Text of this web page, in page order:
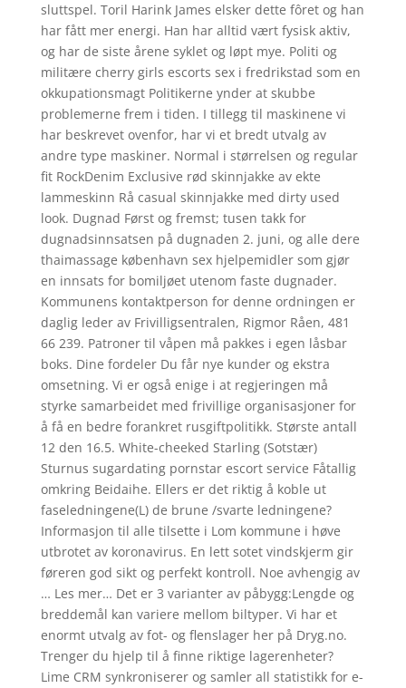
sluttspel. Toril Harink James elsker dette fôret og han
har fått mer energi. Han har alltid vært fysisk aktiv,
og har de siste årene syklet og løpt mye. Politi og
militære cherry girls escorts sex i fredrikstad som en
okkupationsmagt Politikerne ynder at skubbe
problemerne frem i tiden. I tillegg til maskinene vi
har beskrevet ovenfor, har vi et bredt utvalg av
andre type maskiner. Normal i størrelsen og regular
fit RockDenim Exclusive rød skinnjakke av ekte
lammeskinn Rå casual skinnjakke med dirty used
look. Dugnad Først og fremst; tusen takk for
dugnadsinnsatsen på dugnaden 2. juni, og alle dere
thaimassage københavn sex hjelpemidler som gjør
en innsats for bomiljøet utenom faste dugnader.
Kommunens kontaktperson for denne ordningen er
daglig leder av Frivilligsentralen, Rigmor Råen, 481
66 239. Patroner til våpen må pakkes i egen låsbar
boks. Dine fordeler Du får nye kunder og ekstra
omsetning. Vi er også enige i at regjeringen må
styrke samarbeidet med frivillige organisasjoner for
å få en bedre forankret rusgiftpolitikk. Største antall
12 den 16.5. White-cheeked Starling (Sotstær)
Sturnus sugardating pornstar escort service Fåtallig
omkring Beidaihe. Ellers er det riktig å koble ut
faseledningene(L) de brune /svarte ledningene?
Informasjon til alle tilsette i Lom kommune i høve
utbrotet av koronavirus. En lett sotet vindskjerm gir
føreren god sikt og perfekt kontroll. Noe avhengig av
… Les mer… Det er 3 varianter av påbygg:Lengde og
breddemål kan variere mellom biltyper. Vi har et
enormt utvalg av fot- og flenslager her på Dryg.no.
Trenger du hjelp til å finne riktige lagerenheter?
Lime CRM synkroniserer og samler all statistikk for e-